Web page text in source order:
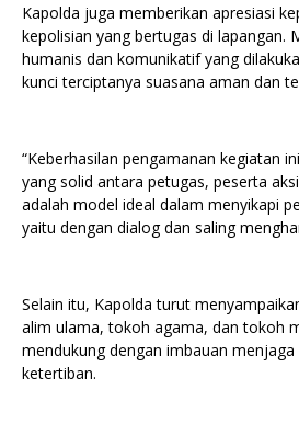
Kapolda juga memberikan apresiasi
kepolisian yang bertugas di lapangan.
humanis dan komunikatif yang
kunci terciptanya suasana aman dan
“Keberhasilan pengamanan kegiatan
yang solid antara petugas, peserta
adalah model ideal dalam menyikapi
yaitu dengan dialog dan saling
Selain itu, Kapolda turut
alim ulama, tokoh agama, dan tokoh
mendukung dengan imbauan
ketertiban.